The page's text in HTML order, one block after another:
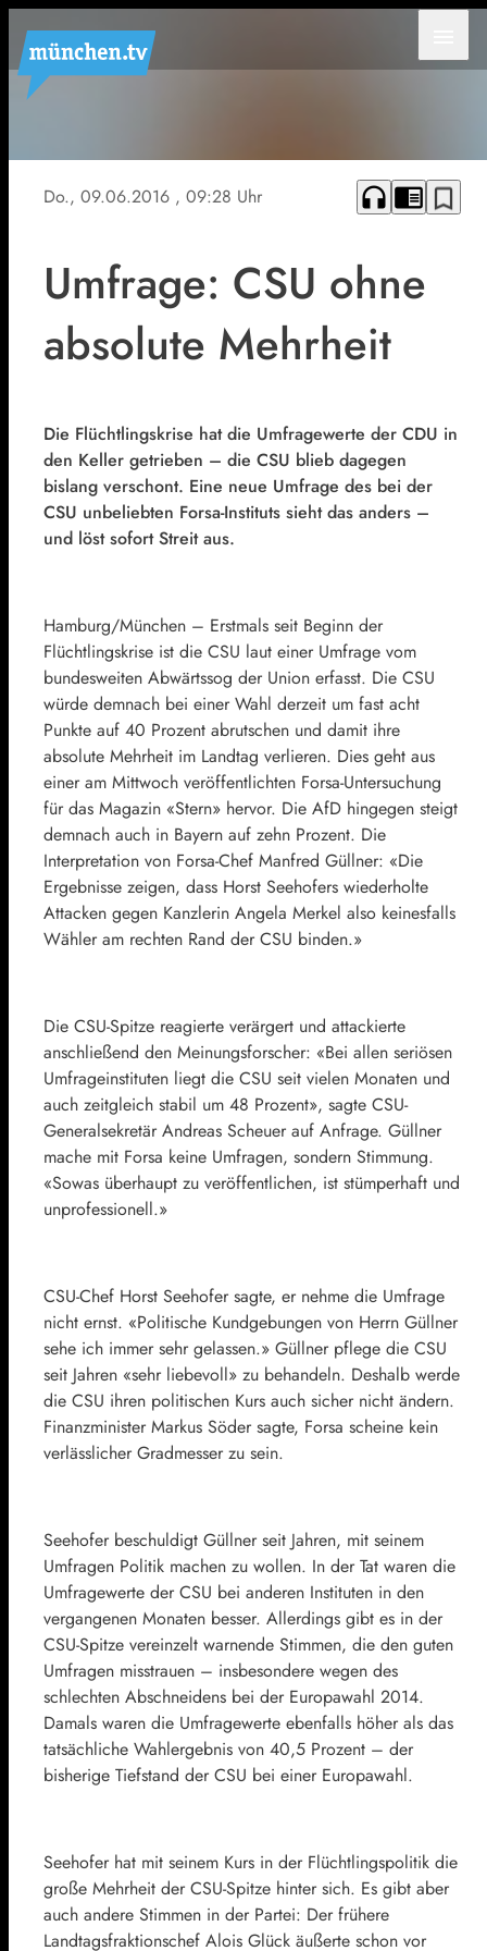
Horst
Do., 09.06.2016 , 09:28 Uhr headphones chrome_reader_mode bookmark_border
Umfrage: CSU ohne
absolute Mehrheit
Die Flüchtlingskrise hat die Umfragewerte der CDU in
den Keller getrieben – die CSU blieb dagegen
bislang verschont. Eine neue Umfrage des bei der
CSU unbeliebten Forsa-Instituts sieht das anders –
und löst sofort Streit aus.
Hamburg/München – Erstmals seit Beginn der
Flüchtlingskrise ist die CSU laut einer Umfrage vom
bundesweiten Abwärtssog der Union erfasst. Die CSU
würde demnach bei einer Wahl derzeit um fast acht
Punkte auf 40 Prozent abrutschen und damit ihre
absolute Mehrheit im Landtag verlieren. Dies geht aus
einer am Mittwoch veröffentlichten Forsa-Untersuchung
für das Magazin «Stern» hervor. Die AfD hingegen steigt
demnach auch in Bayern auf zehn Prozent. Die
Interpretation von Forsa-Chef Manfred Güllner: «Die
Ergebnisse zeigen, dass Horst Seehofers wiederholte
Attacken gegen Kanzlerin Angela Merkel also keinesfalls
Wähler am rechten Rand der CSU binden.»
Die CSU-Spitze reagierte verärgert und attackierte
anschließend den Meinungsforscher: «Bei allen seriösen
Umfrageinstituten liegt die CSU seit vielen Monaten und
auch zeitgleich stabil um 48 Prozent», sagte CSU-
Generalsekretär Andreas Scheuer auf Anfrage. Güllner
mache mit Forsa keine Umfragen, sondern Stimmung.
«Sowas überhaupt zu veröffentlichen, ist stümperhaft und
unprofessionell.»
CSU-Chef Horst Seehofer sagte, er nehme die Umfrage
nicht ernst. «Politische Kundgebungen von Herrn Güllner
sehe ich immer sehr gelassen.» Güllner pflege die CSU
seit Jahren «sehr liebevoll» zu behandeln. Deshalb werde
die CSU ihren politischen Kurs auch sicher nicht ändern.
Finanzminister Markus Söder sagte, Forsa scheine kein
verlässlicher Gradmesser zu sein.
Seehofer beschuldigt Güllner seit Jahren, mit seinem
Umfragen Politik machen zu wollen. In der Tat waren die
Umfragewerte der CSU bei anderen Instituten in den
vergangenen Monaten besser. Allerdings gibt es in der
CSU-Spitze vereinzelt warnende Stimmen, die den guten
Umfragen misstrauen – insbesondere wegen des
schlechten Abschneidens bei der Europawahl 2014.
Damals waren die Umfragewerte ebenfalls höher als das
tatsächliche Wahlergebnis von 40,5 Prozent – der
bisherige Tiefstand der CSU bei einer Europawahl.
Seehofer hat mit seinem Kurs in der Flüchtlingspolitik die
große Mehrheit der CSU-Spitze hinter sich. Es gibt aber
auch andere Stimmen in der Partei: Der frühere
Landtagsfraktionschef Alois Glück äußerte schon vor